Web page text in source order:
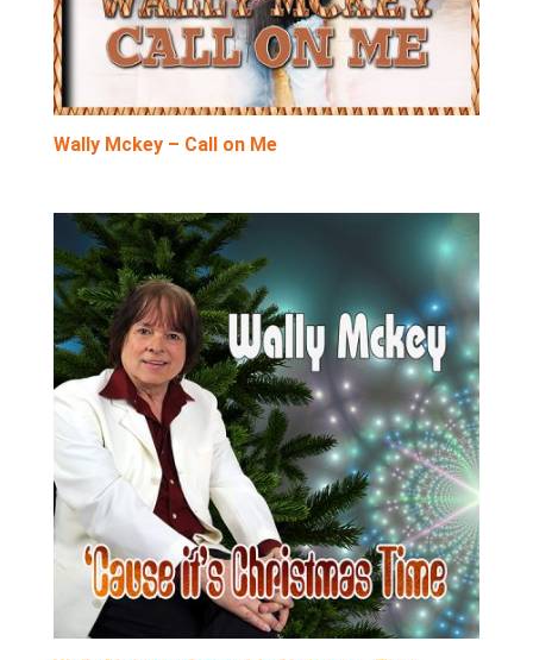
Wally Mckey – Call on Me